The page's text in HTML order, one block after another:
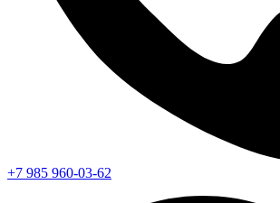
+7 985 960-03-62